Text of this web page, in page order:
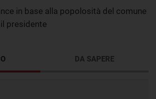
in base alla popolosità del comune
presidente
DA SAPERE